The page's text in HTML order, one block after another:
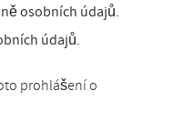
osobních údajů.
údajů.
prohlášení o